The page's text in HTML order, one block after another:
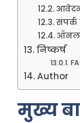
संपर्क
निष्कर्ष
Author
मुख्य